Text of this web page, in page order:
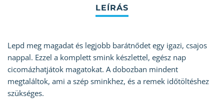
Lepd meg magadat és legjobb barátnődet egy igazi, csajos
nappal. Ezzel a komplett smink készlettel, egész nap
cicomázhatjátok magatokat. A dobozban mindent
megtaláltok, ami a szép sminkhez, és a remek időtöltéshez
szükséges.